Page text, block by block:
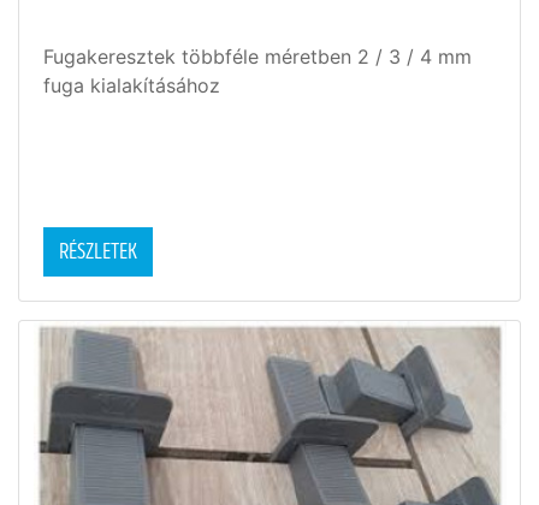
Fugakeresztek többféle méretben 2 / 3 / 4 mm
fuga kialakításához
RÉSZLETEK